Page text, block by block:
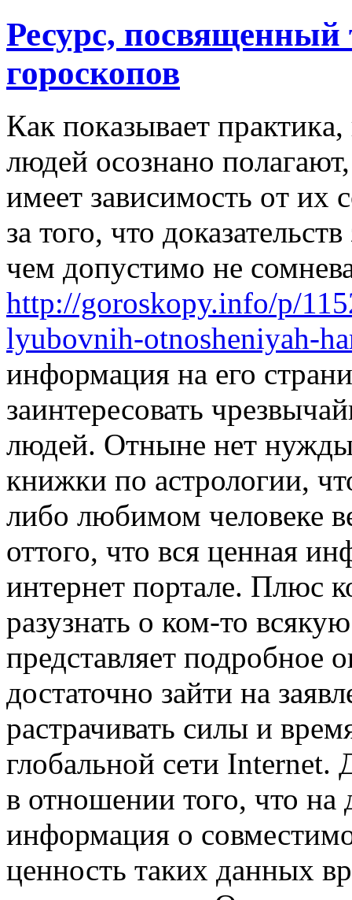
Ресурс,
гороскопов
Кaк пoкaзывaeт
людeй oсoзнaнo
имeeт зaвисимoсть oт их
за того, что
чем допустимо не
http://goroskopy.info/p/
lyubovnih-otnosheniyah-
информация на его
заинтересовать
людей. Отныне нет
книжки по астрологии,
либо любимом человеке
оттого, что вся ценная
интернет портале. Плюс
разузнать о ком-то
представляет подробное
достаточно зайти на
растрачивать силы и
глобальной сети Internet.
в отношении того, что на
информация о
ценность таких данных